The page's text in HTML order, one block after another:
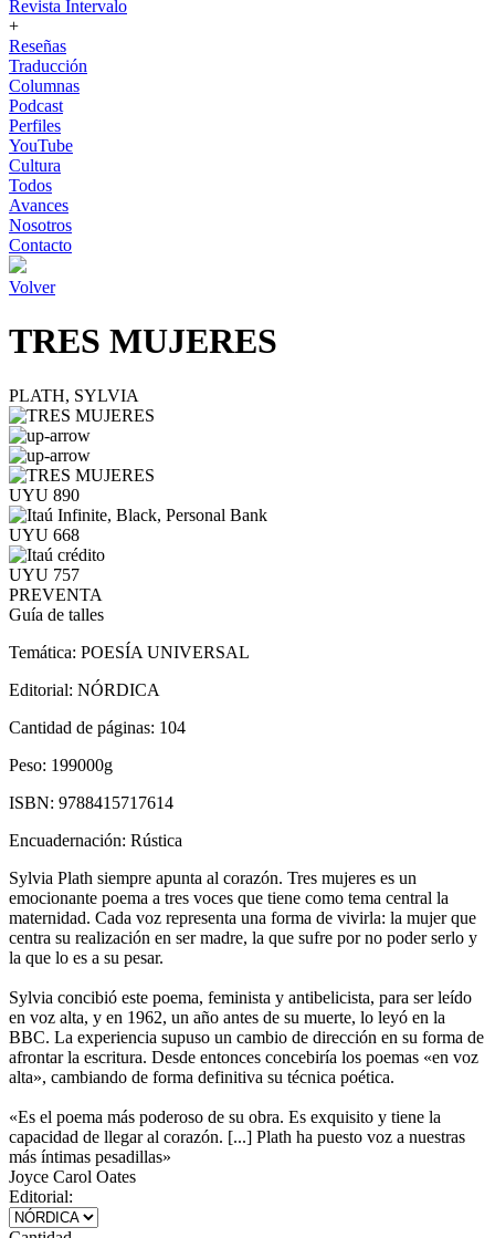
Revista Intervalo
+
Reseñas
Traducción
Columnas
Podcast
Perfiles
YouTube
Cultura
Todos
Avances
Nosotros
Contacto
Volver
TRES MUJERES
PLATH, SYLVIA
UYU 890
UYU 668
UYU 757
PREVENTA
Guía de talles
Temática: POESÍA UNIVERSAL
Editorial: NÓRDICA
Cantidad de páginas: 104
Peso: 199000g
ISBN: 9788415717614
Encuadernación: Rústica
Sylvia Plath siempre apunta al corazón. Tres mujeres es un
emocionante poema a tres voces que tiene como tema central la
maternidad. Cada voz representa una forma de vivirla: la mujer que
centra su realización en ser madre, la que sufre por no poder serlo y
la que lo es a su pesar.
Sylvia concibió este poema, feminista y antibelicista, para ser leído
en voz alta, y en 1962, un año antes de su muerte, lo leyó en la
BBC. La experiencia supuso un cambio de dirección en su forma de
afrontar la escritura. Desde entonces concebiría los poemas «en voz
alta», cambiando de forma definitiva su técnica poética.
«Es el poema más poderoso de su obra. Es exquisito y tiene la
capacidad de llegar al corazón. [...] Plath ha puesto voz a nuestras
más íntimas pesadillas»
Joyce Carol Oates
Editorial: